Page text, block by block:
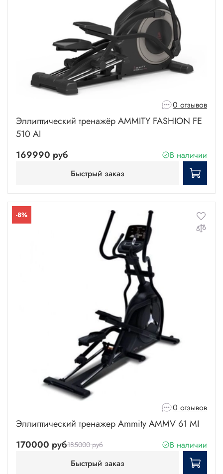
0 отзывов
Эллиптический тренажёр AMMITY FASHION FE
510 AI
169990 руб
В наличии
Быстрый заказ
-8%
0 отзывов
Эллиптический тренажер Ammity AMMV 61 MI
170000 руб185000 руб
В наличии
Быстрый заказ